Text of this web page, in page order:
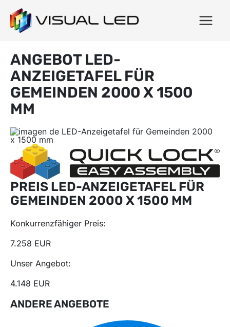
ANGEBOT LED-
ANZEIGETAFEL FÜR
GEMEINDEN 2000 X 1500
MM
PREIS LED-ANZEIGETAFEL FÜR
GEMEINDEN 2000 X 1500 MM
Konkurrenzfähiger Preis:
7.258 EUR
Unser Angebot:
4.148 EUR
ANDERE ANGEBOTE